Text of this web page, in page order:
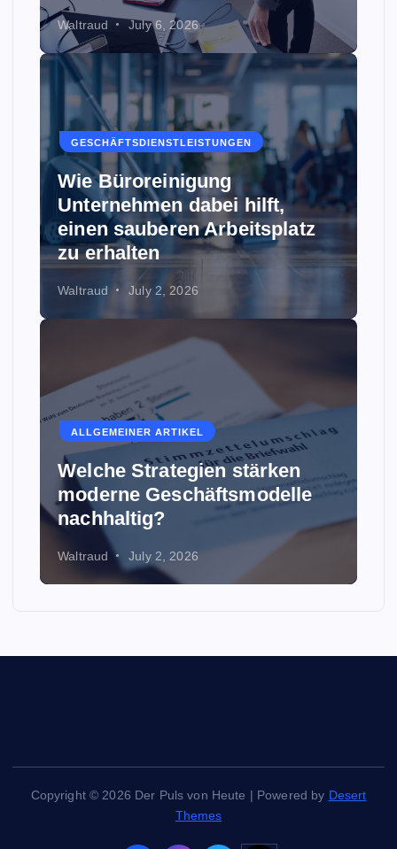
Waltraud July 6, 2026
GESCHÄFTSDIENSTLEISTUNGEN
Wie Büroreinigung
Unternehmen dabei hilft,
einen sauberen Arbeitsplatz
zu erhalten
Waltraud July 2, 2026
ALLGEMEINER ARTIKEL
Welche Strategien stärken
moderne Geschäftsmodelle
nachhaltig?
Waltraud July 2, 2026
Copyright © 2026 Der Puls von Heute | Powered by Desert
Themes